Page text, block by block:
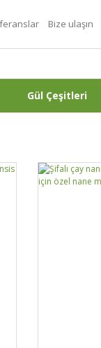
Bize ulaşın
Gül Çeşitleri